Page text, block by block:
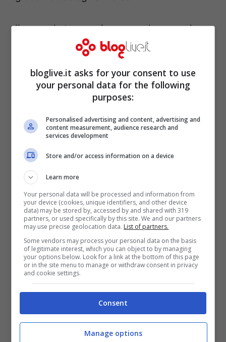
Il secondo tempo si apre con la seconda
rete di Sterling, che porta il risultato su un
imbarazzante 5 a 0. L’Arsenal prova una
timida reazione e riesce a trovare il goal
della bandiera su calcio di rigore,
trasformato da Arteta (che da ex
calciatore dell’Everton non avrà preso
bene la sconfitta). L’ultima mezz’ora è solo
una lunga agonia per gli sconfitti.
di oggi però non è la peggior
bloglive.it asks for your consent to use
your personal data for the following
purposes:
Personalised advertising and content, advertising and
content measurement, audience research and
services development
Store and/or access information on a device
Learn more
Your personal data will be processed and information from
your device (cookies, unique identifiers, and other device
data) may be stored by, accessed by and shared with 319
partners, or used specifically by this site. We and our partners
may use precise geolocation data. List of partners.
Some vendors may process your personal data on the basis
of legitimate interest, which you can object to by managing
your options below. Look for a link at the bottom of this page
or in the site menu to manage or withdraw consent in privacy
and cookie settings.
Consent
Manage options